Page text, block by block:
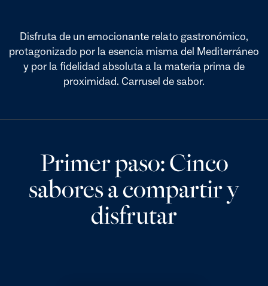
Disfruta de un emocionante relato gastronómico,
protagonizado por la esencia misma del Mediterráneo
y por la fidelidad absoluta a la materia prima de
proximidad. Carrusel de sabor.
Primer paso: Cinco
sabores a compartir y
disfrutar